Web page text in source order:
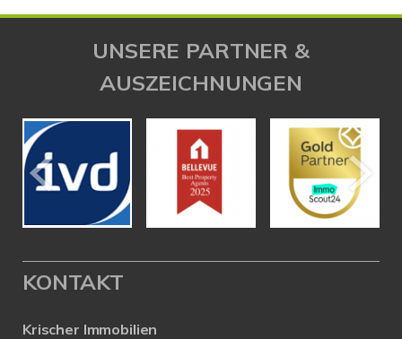
UNSERE PARTNER &
AUSZEICHNUNGEN
KONTAKT
Krischer Immobilien